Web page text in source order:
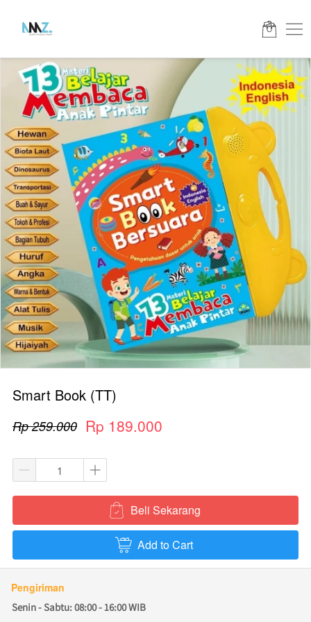
Smart Book (TT)
Rp 259.000 Rp 189.000
` Beli Sekarang
` Add to Cart
Pengiriman
Senin - Sabtu: 08:00 - 16:00 WIB